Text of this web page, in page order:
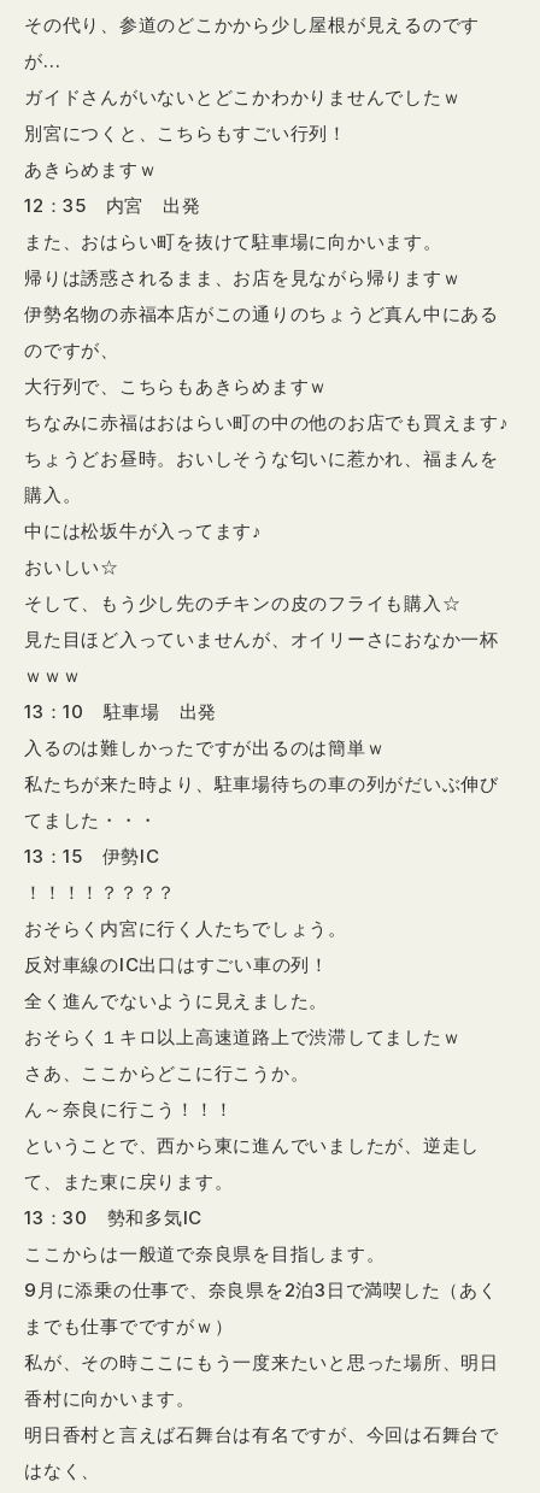
その代り、参道のどこかから少し屋根が見えるのです
が…
ガイドさんがいないとどこかわかりませんでしたｗ
別宮につくと、こちらもすごい行列！
あきらめますｗ
12：35 内宮 出発
また、おはらい町を抜けて駐車場に向かいます。
帰りは誘惑されるまま、お店を見ながら帰りますｗ
伊勢名物の赤福本店がこの通りのちょうど真ん中にある
のですが、
大行列で、こちらもあきらめますｗ
ちなみに赤福はおはらい町の中の他のお店でも買えます♪
ちょうどお昼時。おいしそうな匂いに惹かれ、福まんを
購入。
中には松坂牛が入ってます♪
おいしい☆
そして、もう少し先のチキンの皮のフライも購入☆
見た目ほど入っていませんが、オイリーさにおなか一杯
ｗｗｗ
13：10 駐車場 出発
入るのは難しかったですが出るのは簡単ｗ
私たちが来た時より、駐車場待ちの車の列がだいぶ伸び
てました・・・
13：15 伊勢IC
！！！！？？？？
おそらく内宮に行く人たちでしょう。
反対車線のIC出口はすごい車の列！
全く進んでないように見えました。
おそらく１キロ以上高速道路上で渋滞してましたｗ
さあ、ここからどこに行こうか。
ん～奈良に行こう！！！
ということで、西から東に進んでいましたが、逆走し
て、また東に戻ります。
13：30 勢和多気IC
ここからは一般道で奈良県を目指します。
9月に添乗の仕事で、奈良県を2泊3日で満喫した（あく
までも仕事でですがｗ）
私が、その時ここにもう一度来たいと思った場所、明日
香村に向かいます。
明日香村と言えば石舞台は有名ですが、今回は石舞台で
はなく、